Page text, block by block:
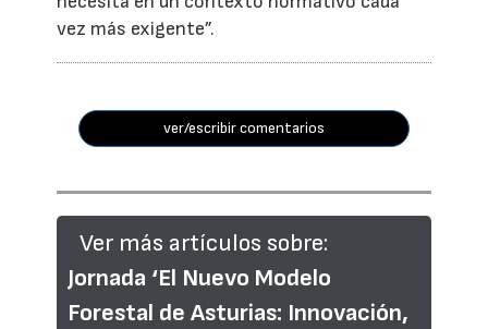
vez más exigente”.
ver/escribir comentarios
Ver más artículos sobre:
Jornada ‘El Nuevo Modelo
Forestal de Asturias: Innovación,